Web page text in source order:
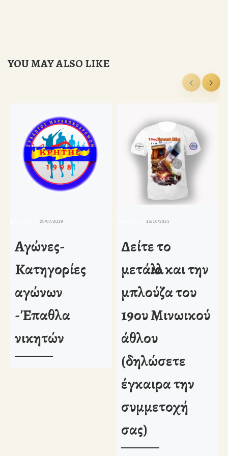
YOU MAY ALSO LIKE
δημοσιευμένο25/07/2019
Αγώνες-
Κατηγορίες
αγώνων
-Έπαθλα
νικητών
δημοσιευμένο15/10/2021
Δείτε το
μετάλλιο και την
μπλούζα του
19ου Μινωικού
άθλου
(δηλώσετε
έγκαιρα την
συμμετοχή
σας)